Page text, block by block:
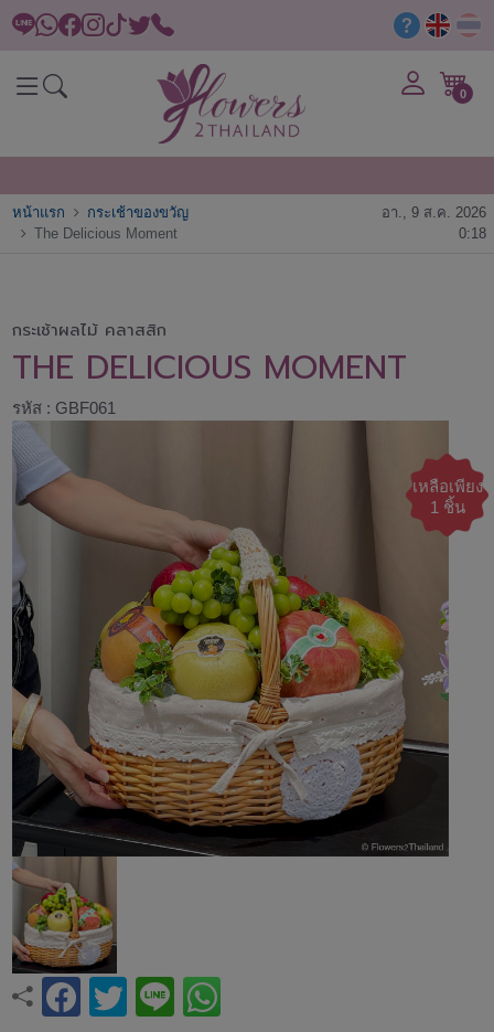
0
หน้าแรก
กระเช้าของขวัญ
The Delicious Moment
อา., 9 ส.ค. 2026
0:18
กระเช้าผลไม้ คลาสสิก
THE DELICIOUS MOMENT
รหัส : GBF061
เหลือเพียง
1 ชิ้น